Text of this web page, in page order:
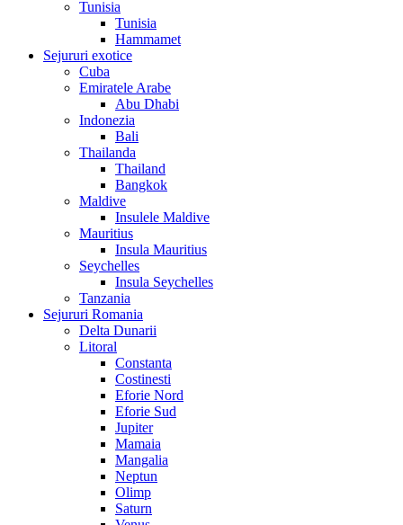
Tunisia
Tunisia
Hammamet
Sejururi exotice
Cuba
Emiratele Arabe
Abu Dhabi
Indonezia
Bali
Thailanda
Thailand
Bangkok
Maldive
Insulele Maldive
Mauritius
Insula Mauritius
Seychelles
Insula Seychelles
Tanzania
Sejururi Romania
Delta Dunarii
Litoral
Constanta
Costinesti
Eforie Nord
Eforie Sud
Jupiter
Mamaia
Mangalia
Neptun
Olimp
Saturn